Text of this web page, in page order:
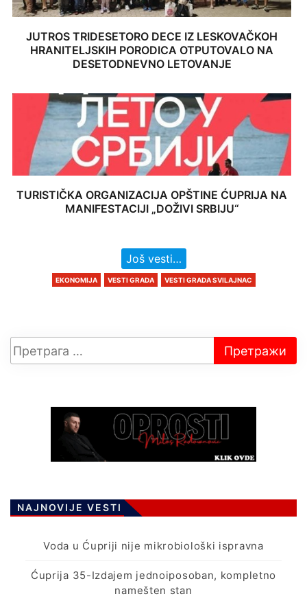
JUTROS TRIDESETORO DECE IZ LESKOVAČKOH
HRANITELJSKIH PORODICA OTPUTOVALO NA
DESETODNEVNO LETOVANJE
TURISTIČKA ORGANIZACIJA OPŠTINE ĆUPRIJA NA
MANIFESTACIJI „DOŽIVI SRBIJU“
Još vesti…
EKONOMIJA VESTI GRADA VESTI GRADA SVILAJNAC
NAJNOVIJE VESTI
Voda u Ćupriji nije mikrobiološki ispravna
Ćuprija 35-Izdajem jednoiposoban, kompletno
namešten stan